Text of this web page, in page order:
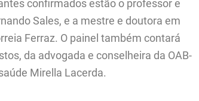
confirmados estão o professor e
Sales, e a mestre e doutora em
Ferraz. O painel também contará
da advogada e conselheira da OAB-
Mirella Lacerda.